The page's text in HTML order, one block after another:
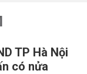
TP Hà Nội
có nửa